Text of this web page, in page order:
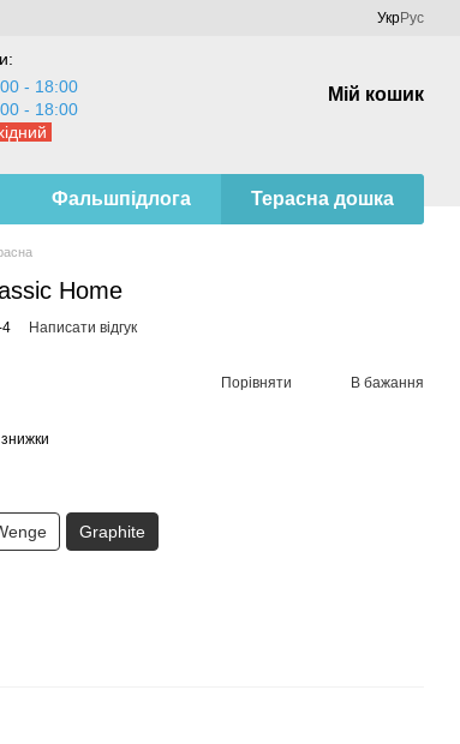
УкрРус
- 18:00
- 18:00
Мій кошик
Фальшпідлога Терасна дошка
Home
4 Написати відгук
Порівняти В бажання
Graphite